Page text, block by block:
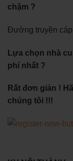
chậm ?
Đường truyền
Lựa chọn nhà
phí nhất ?
Rất đơn giản !
chúng tôi !!!